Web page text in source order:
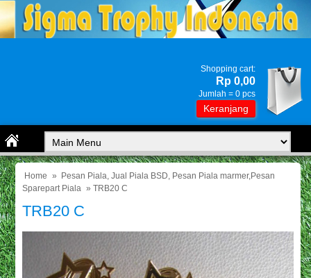
Shopping cart:
Rp 0,00
Jumlah = 0 pcs
Keranjang
Home »
Pesan Piala, Jual Piala BSD, Pesan Piala marmer,Pesan
Sparepart Piala » TRB20 C
TRB20 C